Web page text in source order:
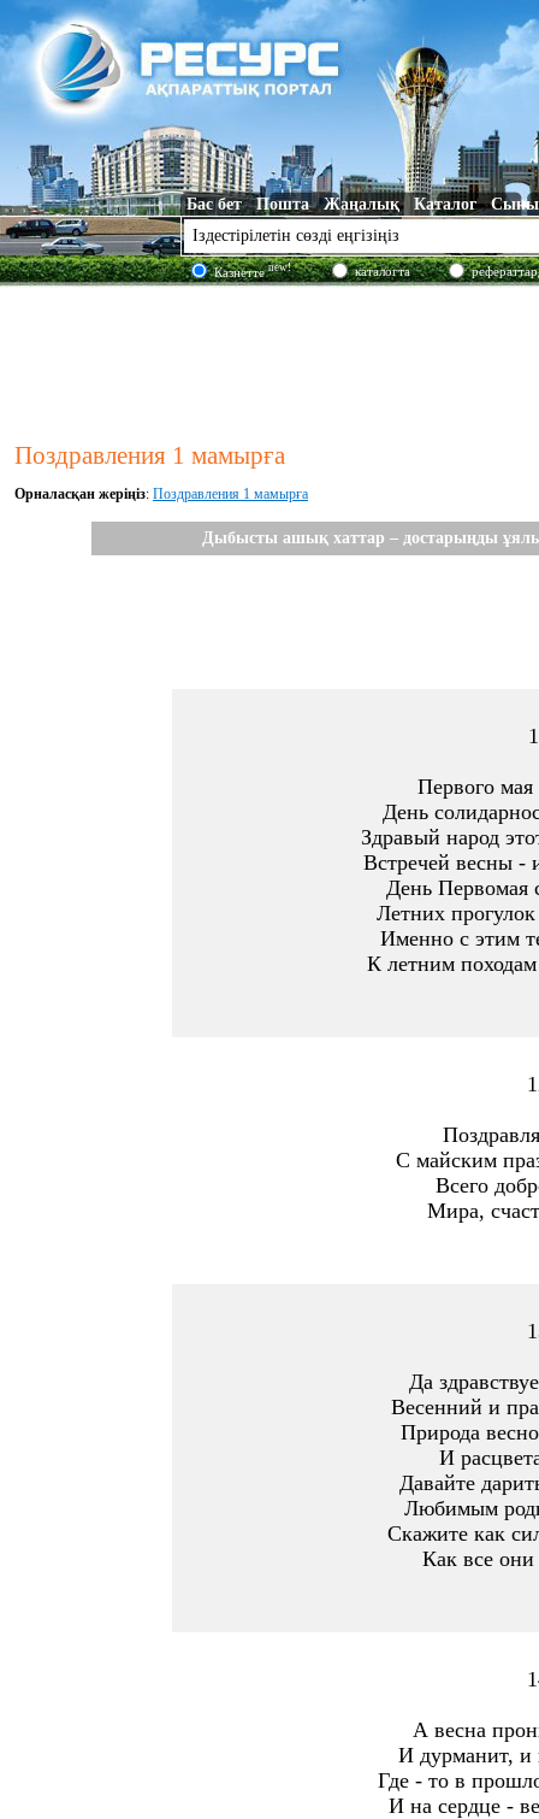
Бас бет Пошта Жаңалық Каталог
Казнеттеnew! каталогта
Поздравления 1 мамырға
Орналасқан жеріңіз: Поздравления 1 мамырға
Дыбысты ашық хаттар – достарыңды
Первого мая
День
Здравый народ
Встречей весны -
День Первомая
Летних
Именно с этим
К летним походам
С майским
Всего
Мира,
Да
Весенний и
Природа
И
Давайте
Любимым
Скажите как
Как все
А весна
И дурманит, и
Где - то в
И на сердце -